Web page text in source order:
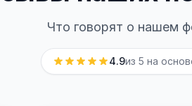
Что говорят о нашем
4.9из 5 на